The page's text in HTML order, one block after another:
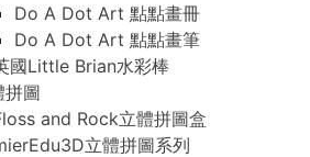
Do A Dot Art 點點畫冊
Do A Dot Art 點點畫筆
國Little Brian水彩棒
拼圖
and Rock立體拼圖盒
立體拼圖系列